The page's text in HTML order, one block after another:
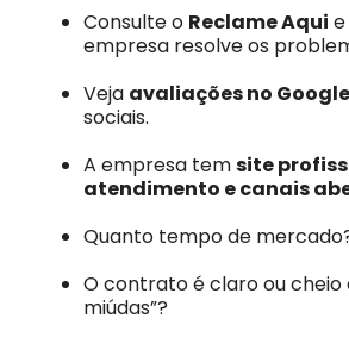
Consulte o Reclame Aqui
empresa resolve os
Veja avaliações no Google
sociais.
A empresa temsite
atendimento e canais
Quanto tempo de
O contrato é claro ou cheio
miúdas”?